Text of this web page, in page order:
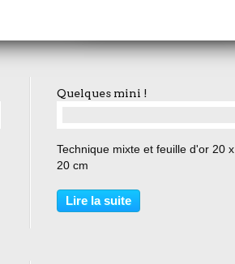
vertes
Quelques mini !
Technique mixte et feuille d'or 20 x
20 cm
Lire la suite